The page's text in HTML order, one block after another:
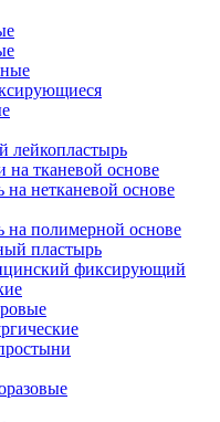
лейкопластырь
на тканевой основе
на нетканевой основе
на полимерной основе
пластырь
фиксирующий